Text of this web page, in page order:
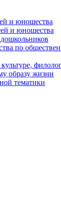
и юношества
и юношества
по
образу жизни
тематики